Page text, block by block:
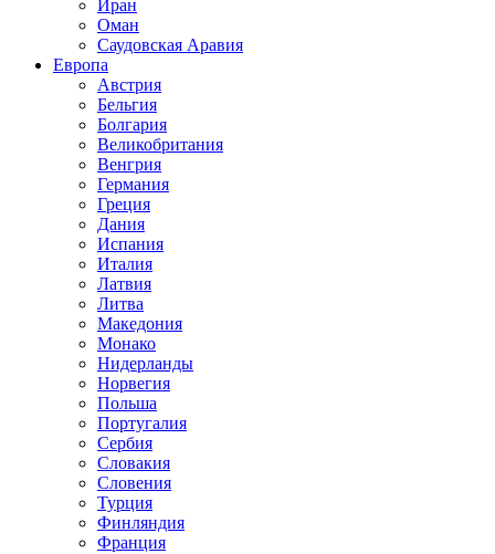
Иран
Оман
Саудовская Аравия
Европа
Австрия
Бельгия
Болгария
Великобритания
Венгрия
Германия
Греция
Дания
Испания
Италия
Латвия
Литва
Македония
Монако
Нидерланды
Норвегия
Польша
Португалия
Сербия
Словакия
Словения
Турция
Финляндия
Франция